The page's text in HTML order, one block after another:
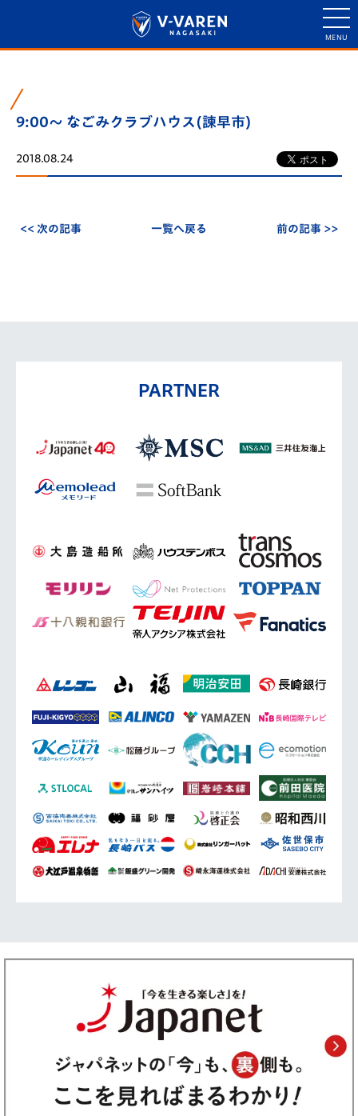
9:00～ なごみクラブハウス(諫早市)
2018.08.24
<< 次の記事 一覧へ戻る 前の記事 >>
PARTNER